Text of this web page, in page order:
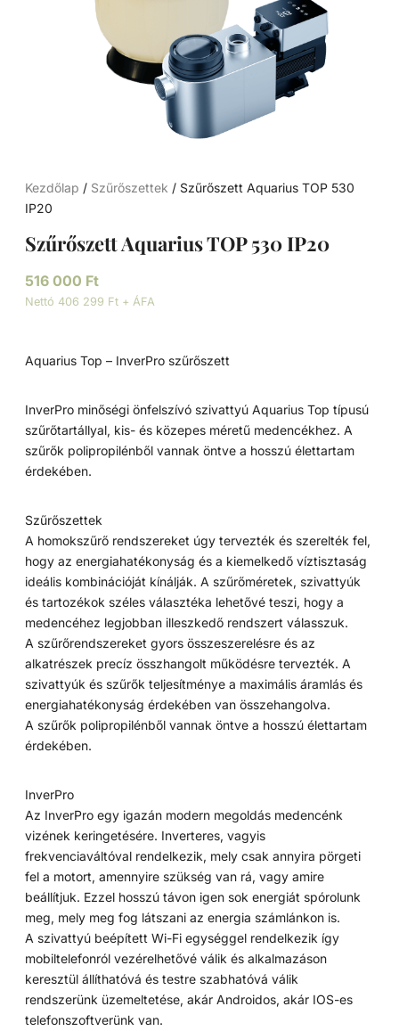
Kezdőlap / Szűrőszettek / Szűrőszett Aquarius TOP 530
IP20
Szűrőszett Aquarius TOP 530 IP20
516 000 Ft
Nettó 406 299 Ft + ÁFA
Aquarius Top – InverPro szűrőszett
InverPro minőségi önfelszívó szivattyú Aquarius Top típusú
szűrőtartállyal, kis- és közepes méretű medencékhez. A
szűrők polipropilénből vannak öntve a hosszú élettartam
érdekében.
Szűrőszettek
A homokszűrő rendszereket úgy tervezték és szerelték fel,
hogy az energiahatékonyság és a kiemelkedő víztisztaság
ideális kombinációját kínálják. A szűrőméretek, szivattyúk
és tartozékok széles választéka lehetővé teszi, hogy a
medencéhez legjobban illeszkedő rendszert válasszuk.
A szűrőrendszereket gyors összeszerelésre és az
alkatrészek precíz összhangolt működésre tervezték. A
szivattyúk és szűrők teljesítménye a maximális áramlás és
energiahatékonyság érdekében van összehangolva.
A szűrők polipropilénből vannak öntve a hosszú élettartam
érdekében.
InverPro
Az InverPro egy igazán modern megoldás medencénk
vizének keringetésére. Inverteres, vagyis
frekvenciaváltóval rendelkezik, mely csak annyira pörgeti
fel a motort, amennyire szükség van rá, vagy amire
beállítjuk. Ezzel hosszú távon igen sok energiát spórolunk
meg, mely meg fog látszani az energia számlánkon is.
A szivattyú beépített Wi-Fi egységgel rendelkezik így
mobiltelefonról vezérelhetővé válik és alkalmazáson
keresztül állíthatóvá és testre szabhatóvá válik
rendszerünk üzemeltetése, akár Androidos, akár IOS-es
telefonszoftverünk van.